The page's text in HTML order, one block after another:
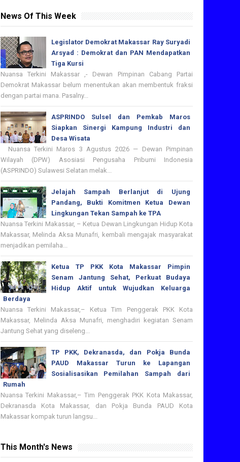
News Of This Week
Legislator Demokrat Makassar Ray Suryadi
Arsyad : Demokrat dan PAN Mendapatkan
Tiga Kursi
Nuansa Terkini Makassar ,- Dewan Pimpinan Cabang Partai
Demokrat Makassar belum menentukan akan membentuk fraksi
dengan partai mana. Pasalny...
ASPRINDO Sulsel dan Pemkab Maros
Siapkan Sinergi Kampung Industri dan
Desa Wisata
Nuansa Terkini Maros 3 Agustus 2026 — Dewan Pimpinan
Wilayah (DPW) Asosiasi Pengusaha Pribumi Indonesia
(ASPRINDO) Sulawesi Selatan melak...
Jelajah Sampah Berlanjut di Ujung
Pandang, Bukti Komitmen Ketua Dewan
Lingkungan Tekan Sampah ke TPA
Nuansa Terkini Makassar, – Ketua Dewan Lingkungan Hidup Kota
Makassar, Melinda Aksa Munafri, kembali mengajak masyarakat
menjadikan pemilaha...
Ketua TP PKK Kota Makassar Pimpin
Senam Jantung Sehat, Perkuat Budaya
Hidup Aktif untuk Wujudkan Keluarga
Berdaya
Nuansa Terkini Makassar,– Ketua Tim Penggerak PKK Kota
Makassar, Melinda Aksa Munafri, menghadiri kegiatan Senam
Jantung Sehat yang diseleng...
TP PKK, Dekranasda, dan Pokja Bunda
PAUD Makassar Turun ke Lapangan
Sosialisasikan Pemilahan Sampah dari
Rumah
Nuansa Terkini Makassar,– Tim Penggerak PKK Kota Makassar,
Dekranasda Kota Makassar, dan Pokja Bunda PAUD Kota
Makassar kompak turun langsu...
This Month's News